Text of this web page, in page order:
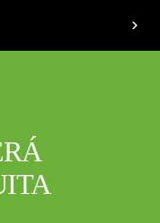
chevron_right